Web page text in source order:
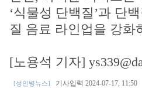
‘식물성 단백질’과 단
질 음료 라인업을 강화
[노용석 기자]
[성인병뉴스] 기사입력 2024-07-17, 11:50